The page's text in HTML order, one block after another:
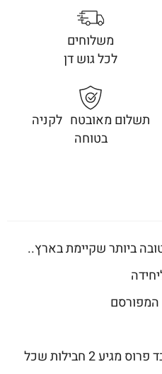
ביותר שקיימת בארץ..
*שימו לב בבחירת אופציה לכבד פרוס מגיע 2 חבילות שכל
משלוחים
לכל גוש דן
תשלום מאובטח לקניה
בטוחה